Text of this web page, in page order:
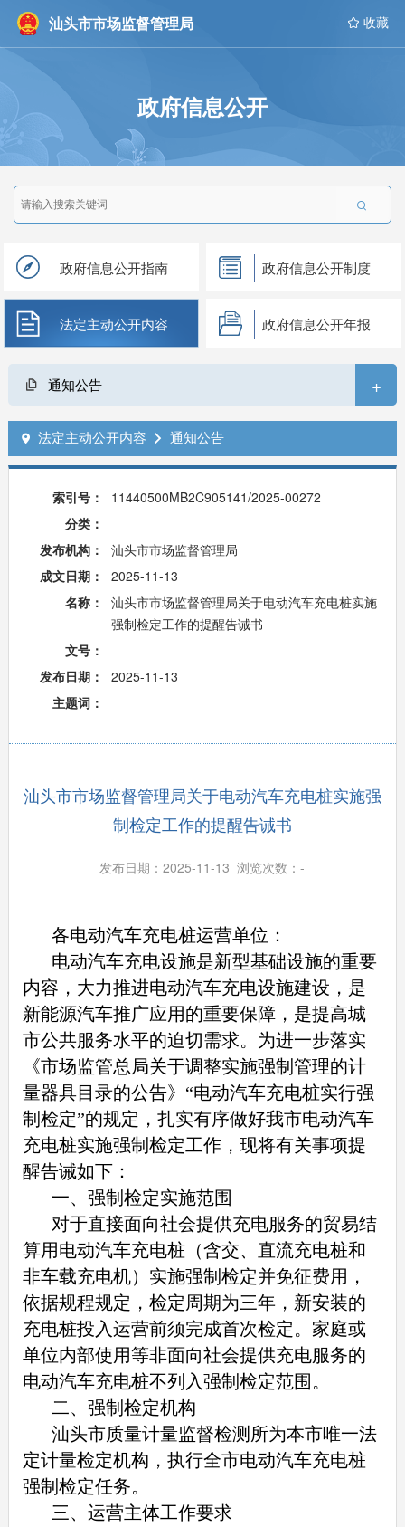
汕头市市场监督管理局  收藏
政府信息公开

政府信息公开指南 政府信息公开制度
法定主动公开内容 政府信息公开年报
通知公告 +
 法定主动公开内容  通知公告
索引号：
11440500MB2C905141/2025-00272
分类：
发布机构：
汕头市市场监督管理局
成文日期：
2025-11-13
名称：
汕头市市场监督管理局关于电动汽车充电桩实施
强制检定工作的提醒告诫书
文号：
发布日期：
2025-11-13
主题词：
汕头市市场监督管理局关于电动汽车充电桩实施强
制检定工作的提醒告诫书
发布日期：2025-11-13 浏览次数：-
各电动汽车充电桩运营单位：
电动汽车充电设施是新型基础设施的重要
内容，大力推进电动汽车充电设施建设，是
新能源汽车推广应用的重要保障，是提高城
市公共服务水平的迫切需求。为进一步落实
《市场监管总局关于调整实施强制管理的计
量器具目录的公告》“电动汽车充电桩实行强
制检定”的规定，扎实有序做好我市电动汽车
充电桩实施强制检定工作，现将有关事项提
醒告诫如下：
一、强制检定实施范围
对于直接面向社会提供充电服务的贸易结
算用电动汽车充电桩（含交、直流充电桩和
非车载充电机）实施强制检定并免征费用，
依据规程规定，检定周期为三年，新安装的
充电桩投入运营前须完成首次检定。家庭或
单位内部使用等非面向社会提供充电服务的
电动汽车充电桩不列入强制检定范围。
二、强制检定机构
汕头市质量计量监督检测所为本市唯一法
定计量检定机构，执行全市电动汽车充电桩
强制检定任务。
三、运营主体工作要求